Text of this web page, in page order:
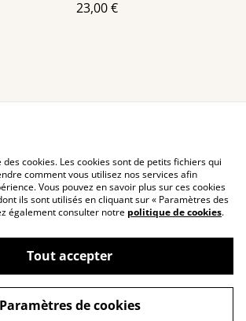
24x30 cm
23,00 €
Us
Legal Terms
Policy
Cookie Policy
powered by
cookies. Les cookies sont de petits fichiers qui
comment vous utilisez nos services afin
Vous pouvez en savoir plus sur ces cookies
ils sont utilisés en cliquant sur « Paramètres des
également consulter notre politique de cookies.
Tout accepter
Paramètres de cookies